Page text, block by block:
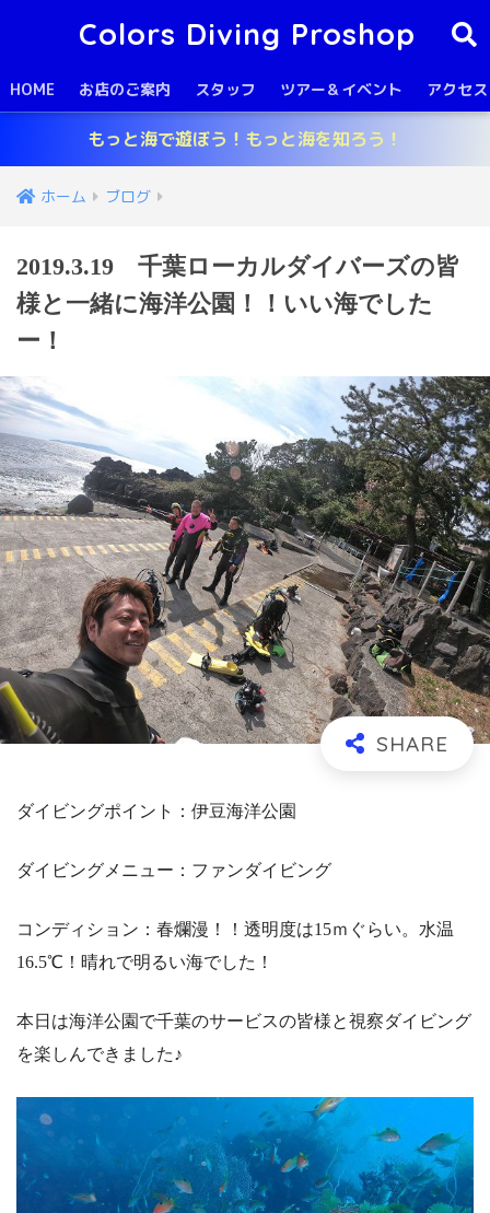
Colors Diving Proshop
HOME お店のご案内 スタッフ ツアー＆イベント アクセス
もっと海で遊ぼう！もっと海を知ろう！
ホーム ブログ
2019.3.19 千葉ローカルダイバーズの皆
様と一緒に海洋公園！！いい海でした
ー！
ダイビングポイント：伊豆海洋公園
ダイビングメニュー：ファンダイビング
コンディション：春爛漫！！透明度は15ｍぐらい。水温
16.5℃！晴れで明るい海でした！
本日は海洋公園で千葉のサービスの皆様と視察ダイビング
を楽しんできました♪